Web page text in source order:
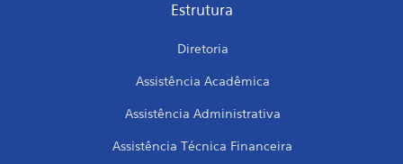
Estrutura
Diretoria
Assistência Acadêmica
Assistência Administrativa
Assistência Técnica Financeira